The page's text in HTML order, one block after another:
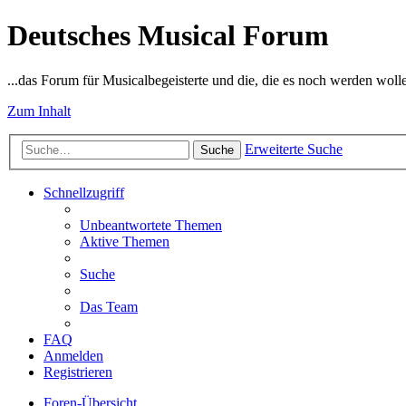
Deutsches Musical Forum
...das Forum für Musicalbegeisterte und die, die es noch werden
Zum Inhalt
Suche Erweiterte Suche
Schnellzugriff
Unbeantwortete Themen
Aktive Themen
Suche
Das Team
FAQ
Anmelden
Registrieren